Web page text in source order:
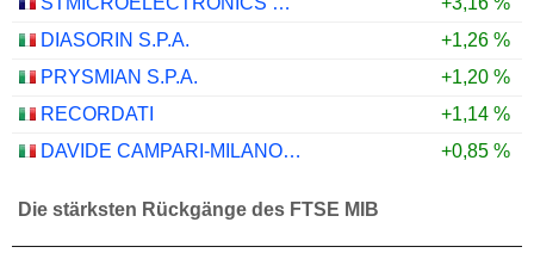
DIASORIN S.P.A.
+1,26 %
PRYSMIAN S.P.A.
+1,20 %
RECORDATI
+1,14 %
DAVIDE CAMPARI-MILANO N.V.
+0,85 %
Die stärksten Rückgänge des FTSE MIB